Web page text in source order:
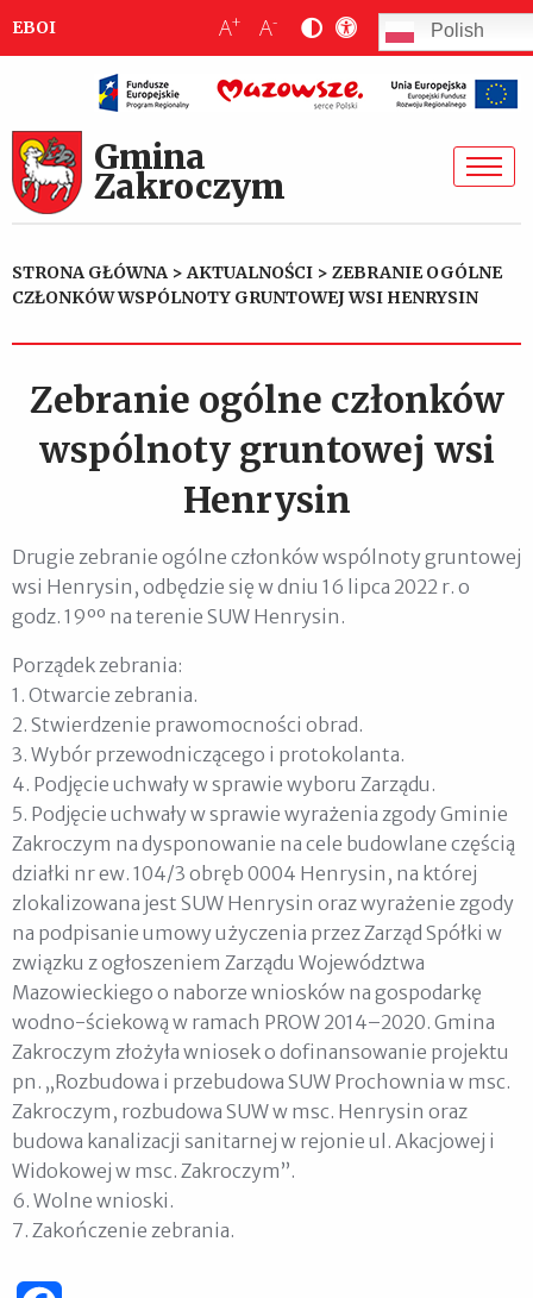
EBOI A+ A- Polish
Gmina
Zakroczym
STRONA GŁÓWNA >AKTUALNOŚCI > ZEBRANIE OGÓLNE
CZŁONKÓW WSPÓLNOTY GRUNTOWEJ WSI HENRYSIN
Zebranie ogólne członków
wspólnoty gruntowej wsi
Henrysin
Drugie zebranie ogólne członków wspólnoty gruntowej
wsi Henrysin, odbędzie się w dniu 16 lipca 2022 r. o
godz. 19ºº na terenie SUW Henrysin.
Porządek zebrania:
1. Otwarcie zebrania.
2. Stwierdzenie prawomocności obrad.
3. Wybór przewodniczącego i protokolanta.
4. Podjęcie uchwały w sprawie wyboru Zarządu.
5. Podjęcie uchwały w sprawie wyrażenia zgody Gminie
Zakroczym na dysponowanie na cele budowlane częścią
działki nr ew. 104/3 obręb 0004 Henrysin, na której
zlokalizowana jest SUW Henrysin oraz wyrażenie zgody
na podpisanie umowy użyczenia przez Zarząd Spółki w
związku z ogłoszeniem Zarządu Województwa
Mazowieckiego o naborze wniosków na gospodarkę
wodno-ściekową w ramach PROW 2014–2020. Gmina
Zakroczym złożyła wniosek o dofinansowanie projektu
pn. „Rozbudowa i przebudowa SUW Prochownia w msc.
Zakroczym, rozbudowa SUW w msc. Henrysin oraz
budowa kanalizacji sanitarnej w rejonie ul. Akacjowej i
Widokowej w msc. Zakroczym”.
6. Wolne wnioski.
7. Zakończenie zebrania.